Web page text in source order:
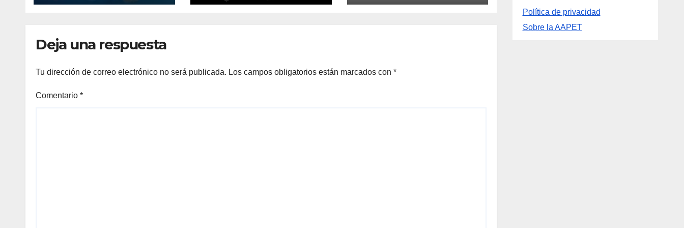
DE ALICANTE
Deja una respuesta
Tu dirección de correo electrónico no será publicada. Los campos obligatorios están marcados con *
Comentario *
Política de privacidad
Sobre la AAPET